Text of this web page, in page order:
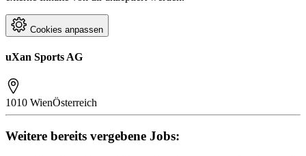
Cookies anpassen
uXan Sports AG
1010 WienÖsterreich
Weitere bereits vergebene Jobs: